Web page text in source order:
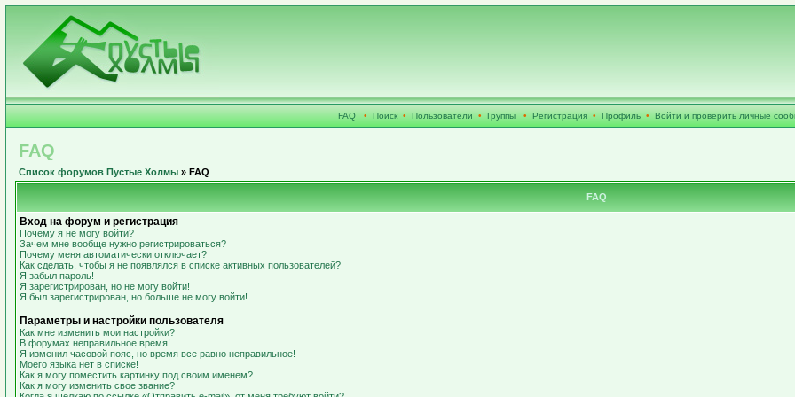
FAQ • Поиск • Пользователи • Группы • Регистрация • Профиль • Войти и проверить личные
FAQ
Список форумов Пустые Холмы » FAQ
FAQ
Вход на форум и регистрация
Почему я не могу войти?
Зачем мне вообще нужно регистрироваться?
Почему меня автоматически отключает?
Как сделать, чтобы я не появлялся в списке активных пользователей?
Я забыл пароль!
Я зарегистрирован, но не могу войти!
Я был зарегистрирован, но больше не могу войти!
Параметры и настройки пользователя
Как мне изменить мои настройки?
В форумах неправильное время!
Я изменил часовой пояс, но время все равно неправильное!
Моего языка нет в списке!
Как я могу поместить картинку под своим именем?
Как я могу изменить свое звание?